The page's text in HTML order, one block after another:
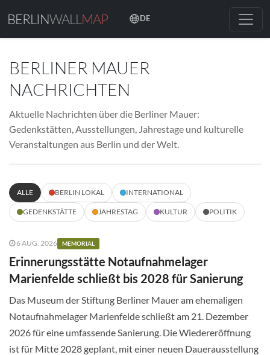
BERLINWALL MAP DE
BERLINER MAUER
NACHRICHTEN
Aktuelle Nachrichten über die Berliner Mauer:
Gedenkstätten, Ausstellungen, Jahrestage und kulturelle
Veranstaltungen aus Berlin und der Welt.
ALLE BERLIN LOKAL INTERNATIONAL
GEDENKSTÄTTE JAHRESTAG KULTUR POLITIK
6 AUG. 2026 MEMORIAL
Erinnerungsstätte Notaufnahmelager
Marienfelde schließt bis 2028 für Sanierung
Das Museum der Stiftung Berliner Mauer am ehemaligen
Notaufnahmelager Marienfelde schließt am 21. Dezember
2026 für eine umfassende Sanierung. Die Wiedereröffnung
ist für Mitte 2028 geplant, mit einer neuen Dauerausstellung